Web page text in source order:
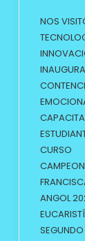
NOS
CURSO
ANGOL